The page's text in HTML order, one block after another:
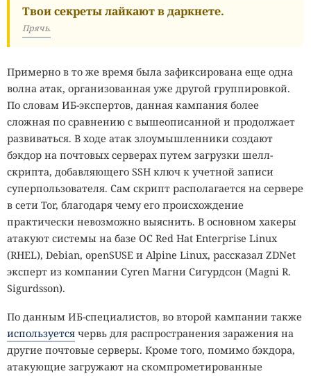
Твои секреты лайкают в даркнете.
Прячь.
Примерно в то же время была зафиксирована еще одна
волна атак, организованная уже другой группировкой.
По словам ИБ-экспертов, данная кампания более
сложная по сравнению с вышеописанной и продолжает
развиваться. В ходе атак злоумышленники создают
бэкдор на почтовых серверах путем загрузки шелл-
скрипта, добавляющего SSH ключ к учетной записи
суперпользователя. Сам скрипт располагается на сервере
в сети Tor, благодаря чему его происхождение
практически невозможно выяснить. В основном хакеры
атакуют системы на базе ОС Red Hat Enterprise Linux
(RHEL), Debian, openSUSE и Alpine Linux, рассказал ZDNet
эксперт из компании Cyren Магни Сигурдсон (Magni R.
Sigurdsson).
По данным ИБ-специалистов, во второй кампании также
используется червь для распространения заражения на
другие почтовые серверы. Кроме того, помимо бэкдора,
атакующие загружают на скомпрометированные